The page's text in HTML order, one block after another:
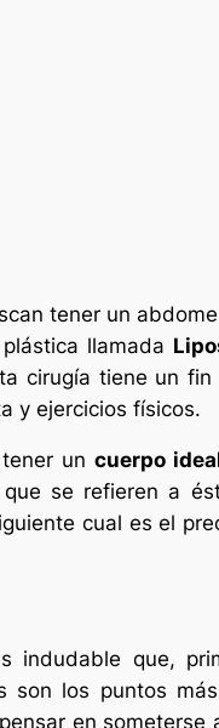
tener un
llamada
cirugía tiene un
y ejercicios físicos.
un cuerpo
se refieren a
cual es el
que,
son los puntos
en